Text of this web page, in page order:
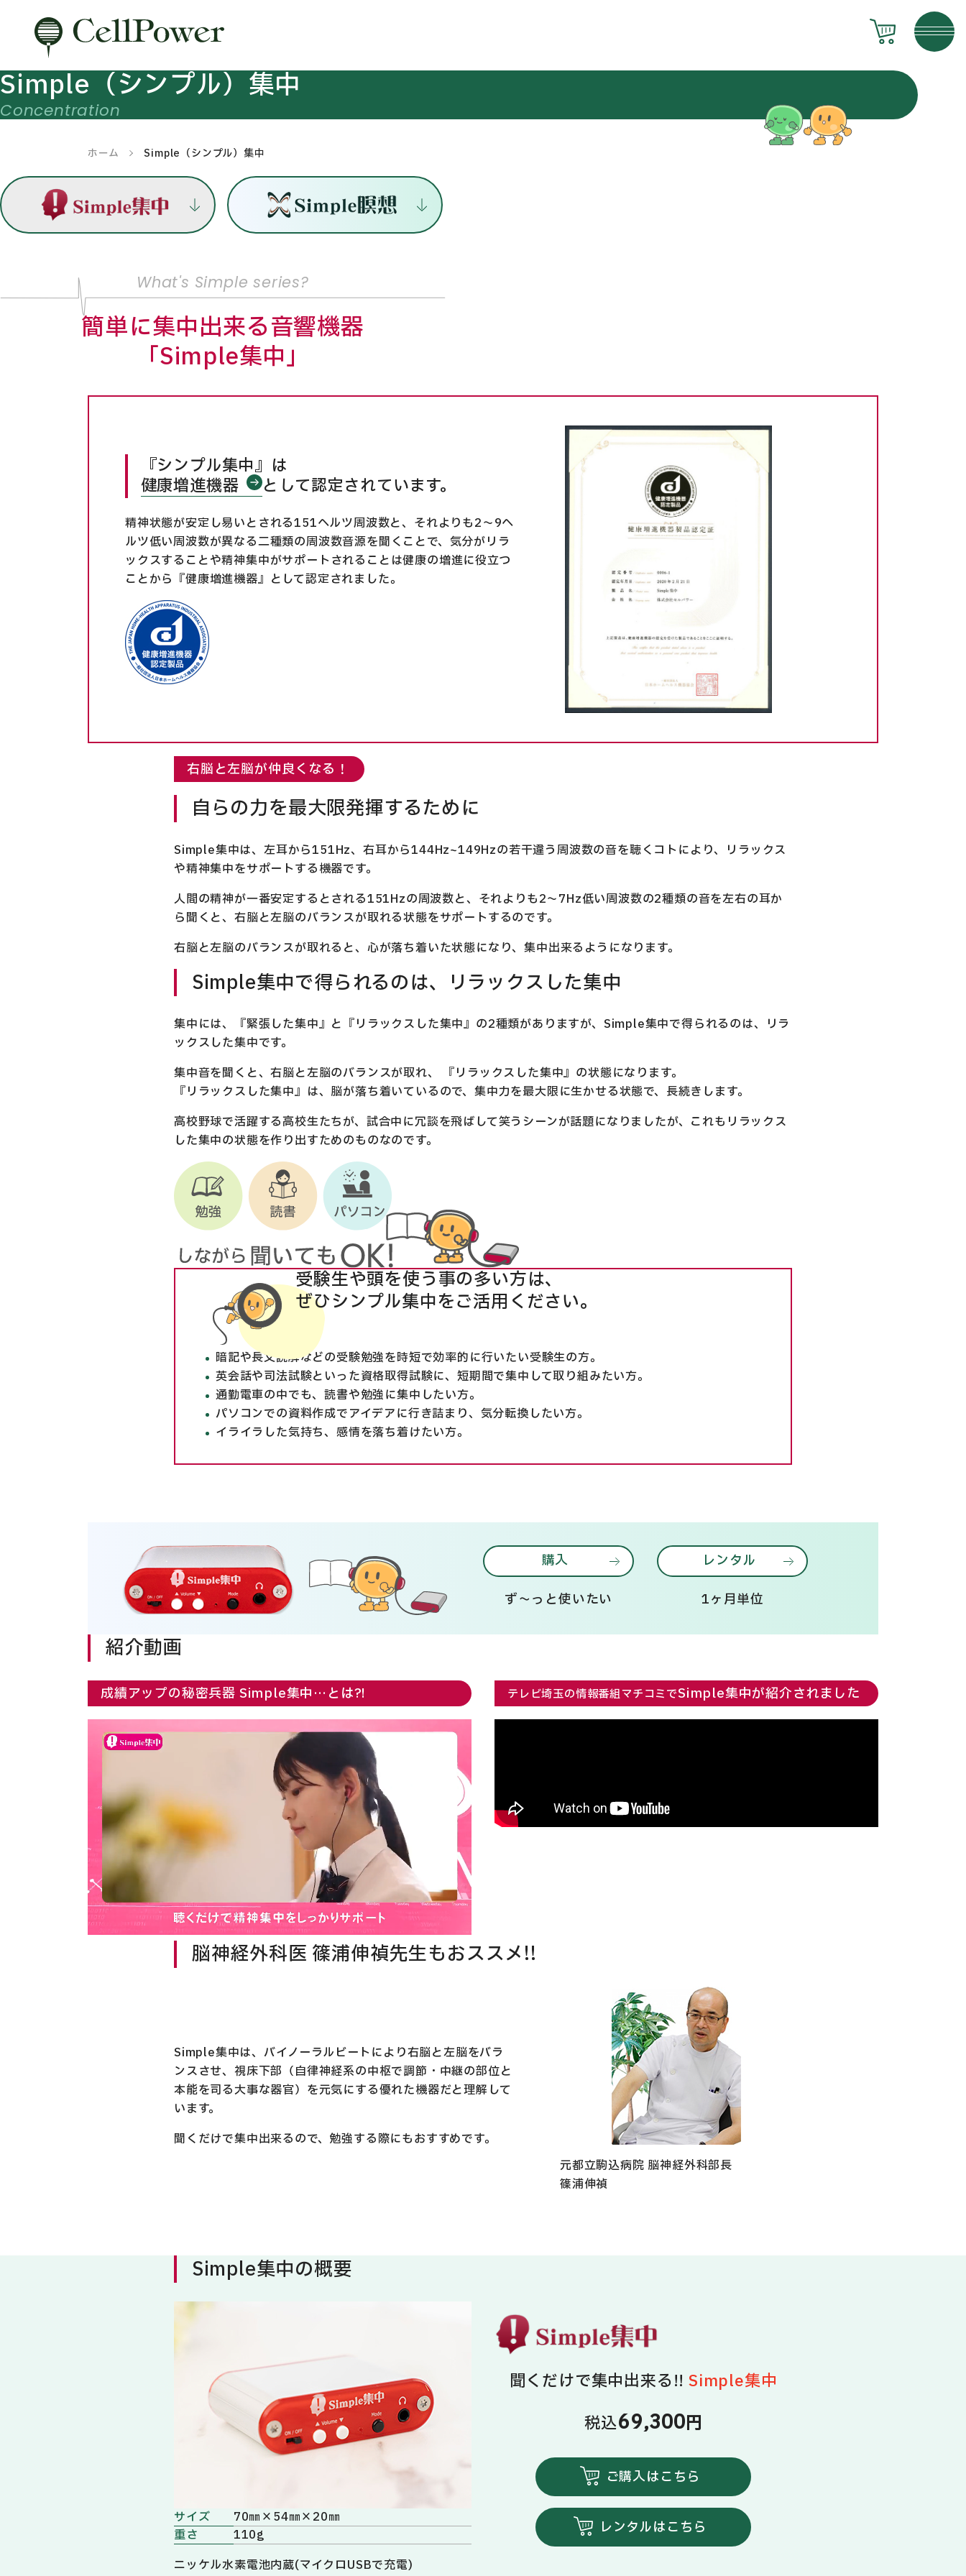
Simple（シンプル）集中
ホーム Simple（シンプル）集中
簡単に集中出来る音響機器
「Simple集中」
『シンプル集中』は
健康増進機器
として認定されています。
精神状態が安定し易いとされる151ヘルツ周波数と、それよりも2～9ヘ
ルツ低い周波数が異なる二種類の周波数音源を聞くことで、気分がリラ
ックスすることや精神集中がサポートされることは健康の増進に役立つ
ことから『健康増進機器』として認定されました。
右脳と左脳が仲良くなる！
自らの力を最大限発揮するために
Simple集中は、左耳から151Hz、右耳から144Hz~149Hzの若干違う周波数の音を聴くコトにより、リラックス
や精神集中をサポートする機器です。
人間の精神が一番安定するとされる151Hzの周波数と、それよりも2～7Hz低い周波数の2種類の音を左右の耳か
ら聞くと、右脳と左脳のバランスが取れる状態をサポートするのです。
右脳と左脳のバランスが取れると、心が落ち着いた状態になり、集中出来るようになります。
Simple集中で得られるのは、リラックスした集中
集中には、『緊張した集中』と『リラックスした集中』の2種類がありますが、Simple集中で得られるのは、リラ
ックスした集中です。
集中音を聞くと、右脳と左脳のバランスが取れ、 『リラックスした集中』の状態になります。
『リラックスした集中』は、脳が落ち着いているので、集中力を最大限に生かせる状態で、長続きします。
高校野球で活躍する高校生たちが、試合中に冗談を飛ばして笑うシーンが話題になりましたが、これもリラックス
した集中の状態を作り出すためのものなのです。
受験生や頭を使う事の多い方は、
ぜひシンプル集中をご活用ください。
暗記や長文読解などの受験勉強を時短で効率的に行いたい受験生の方。
英会話や司法試験といった資格取得試験に、短期間で集中して取り組みたい方。
通勤電車の中でも、読書や勉強に集中したい方。
パソコンでの資料作成でアイデアに行き詰まり、気分転換したい方。
イライラした気持ち、感情を落ち着けたい方。
購入
ず～っと使いたい
レンタル
1ヶ月単位
紹介動画
成績アップの秘密兵器 Simple集中…とは?! テレビ埼玉の情報番組マチコミでSimple集中が紹介されました
脳神経外科医 篠浦伸禎先生もおススメ!!
Simple集中は、バイノーラルビートにより右脳と左脳をバラ
ンスさせ、視床下部（自律神経系の中枢で調節・中継の部位と
本能を司る大事な器官）を元気にする優れた機器だと理解して
います。
聞くだけで集中出来るので、勉強する際にもおすすめです。
元都立駒込病院 脳神経外科部長
篠浦伸禎
Simple集中の概要
サイズ
70㎜×54㎜×20㎜
重さ
110g
ニッケル水素電池内蔵(マイクロUSBで充電)
聞くだけで集中出来る!! Simple集中
税込69,300円
ご購入はこちら
レンタルはこちら